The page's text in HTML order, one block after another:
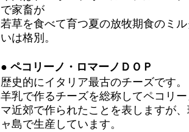
で家畜が
若草を食べて育つ夏の放牧期食のミ
いは格別。
● ペコリーノ・ロマーノＤＯＰ
歴史的にイタリア最古のチーズです。
羊乳で作るチーズを総称してペコリ
マ近郊で作られたことを表しますが
ャ島で生産しています。